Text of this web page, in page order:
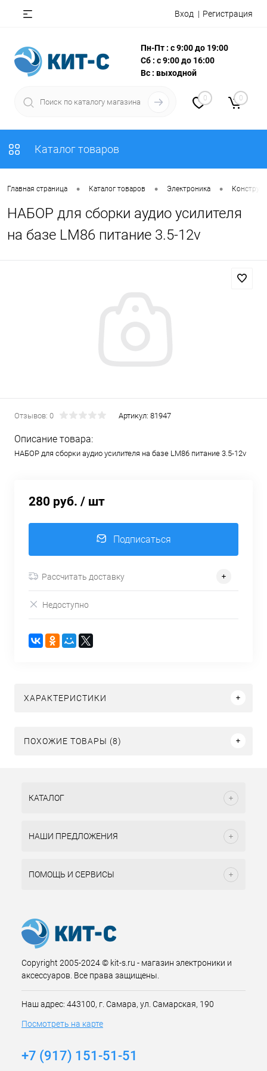
Вход Регистрация
Пн-Пт : с 9:00 до 19:00
Сб : с 9:00 до 16:00
Вс : выходной
0 0
Каталог товаров
Главная страница • Каталог товаров • Электроника •
НАБОР для сборки аудио усилителя
на базе LM86 питание 3.5-12v
Отзывов: 0 Артикул: 81947
Описание товара:
НАБОР для сборки аудио усилителя на базе LM86 питание 3.5-12v
280 руб. / шт
Подписаться
Рассчитать доставку
Недоступно
ХАРАКТЕРИСТИКИ
ПОХОЖИЕ ТОВАРЫ (8)
КАТАЛОГ
НАШИ ПРЕДЛОЖЕНИЯ
ПОМОЩЬ И СЕРВИСЫ
Copyright 2005-2024 © kit-s.ru - магазин электроники и
аксессуаров. Все права защищены.
Наш адрес: 443100, г. Самара, ул. Самарская, 190
Посмотреть на карте
+7 (917) 151-51-51